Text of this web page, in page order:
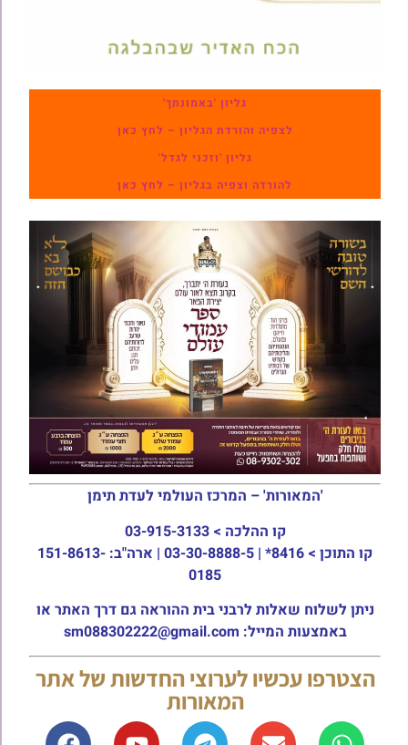
גליון 'באמונתך'
לצפיה והורדת הגליון – לחץ כאן
גליון 'וזכני לגדל'
להורדה וצפיה בגליון – לחץ כאן
'המאורות' – המרכז העולמי לעדת תימן
קו ההלכה > 03-915-3133
קו התוכן >
8416* | 03-30-8888-5 | ארה"ב: 151-8613-
0185
ניתן לשלוח שאלות לרבני בית ההוראה גם דרך האתר או
באמצעות המייל: sm088302222@gmail.com
הצטרפו עכשיו לערוצי החדשות של אתר
המאורות